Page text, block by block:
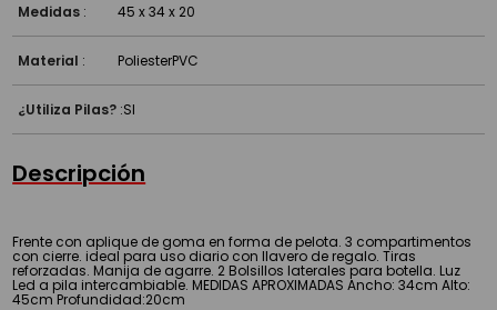
Medidas : 45 x 34 x 20
Material : PoliesterPVC
¿Utiliza Pilas? :SI
Descripción
Frente con aplique de goma en forma de pelota. 3 compartimentos
con cierre. ideal para uso diario con llavero de regalo. Tiras
reforzadas. Manija de agarre. 2 Bolsillos laterales para botella. Luz
Led a pila intercambiable. MEDIDAS APROXIMADAS Ancho: 34cm Alto:
45cm Profundidad:20cm